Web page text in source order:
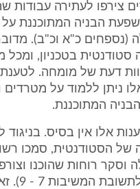
צירפו לעתירה עבודות
הבניה המתוכננת על
(נספחים כ"א וכ"ב).
סטודנטית בטכניון,
דעת של מומחה. לטענת
ניתן ללמוד על מטרדים
המתוכננת.
אלו אין בסיס.
של הסטודנטית, סמכו
וסקר רוחות שהוכנו
בנספח